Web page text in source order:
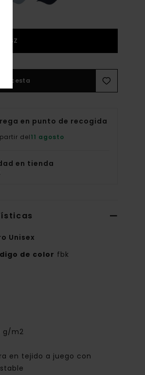
1SZ
la cesta
en punto de recogida
del11 agosto
en tienda
Unisex
de color fbk
g/m2
en tejido a juego con